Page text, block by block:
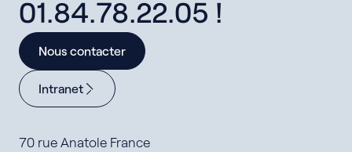
01.84.78.22.05 !
Nous contacter
Intranet
70 rue Anatole France